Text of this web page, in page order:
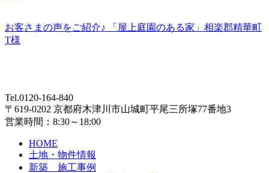
お客さまの声をご紹介♪ 「屋上庭園のある家」相楽郡精華町
T様
Tel.0120-164-840
〒619-0202 京都府木津川市山城町平尾三所塚77番地3
営業時間：8:30～18:00
HOME
土地・物件情報
新築 施工事例